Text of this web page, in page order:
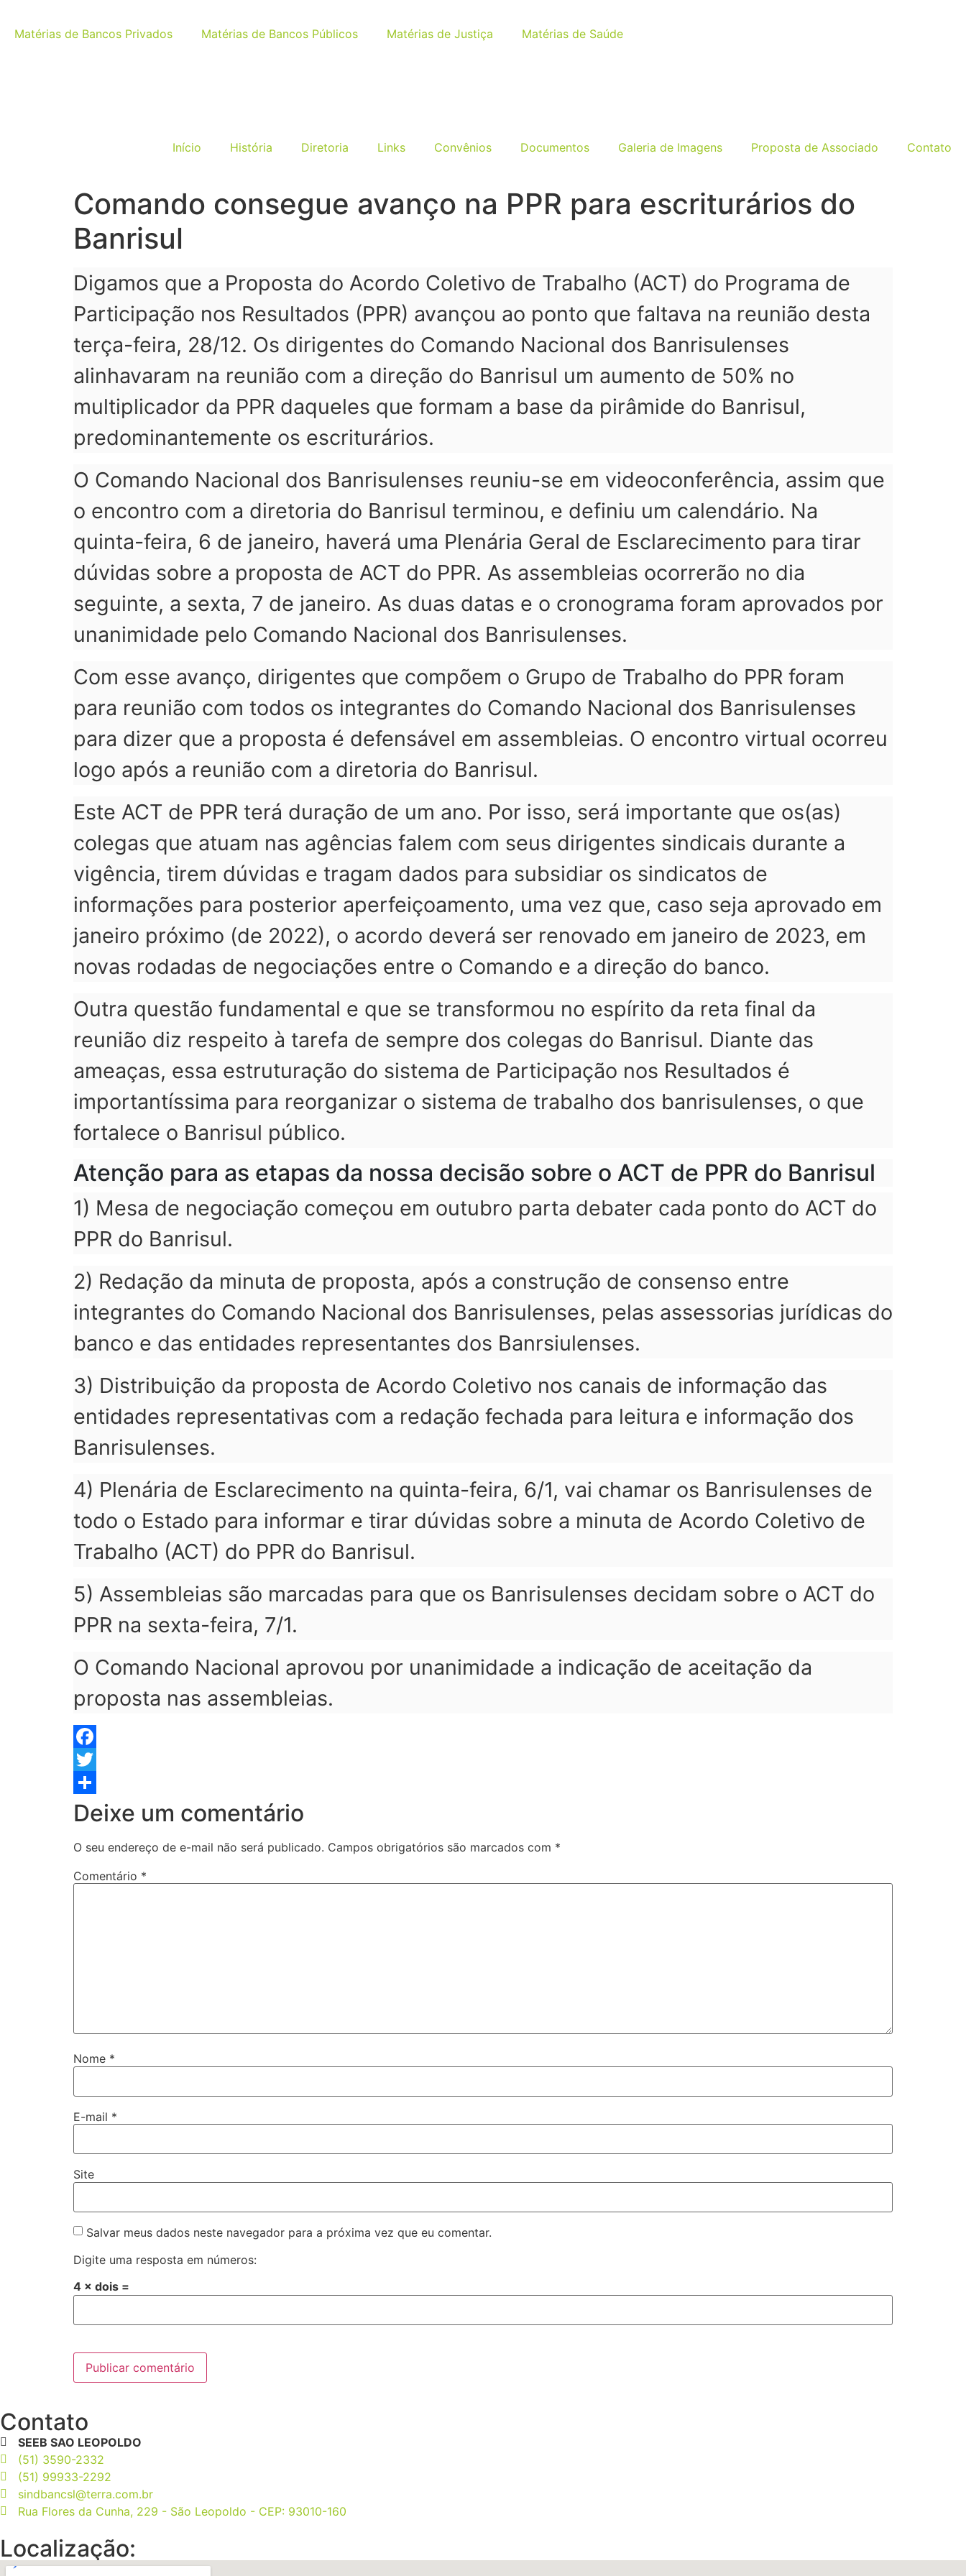
Matérias de Bancos Privados Matérias de Bancos Públicos Matérias de Justiça Matérias de Saúde
Início História Diretoria Links Convênios Documentos Galeria de Imagens Proposta de Associado Contato
Comando consegue avanço na PPR para escriturários do
Banrisul
Digamos que a Proposta do Acordo Coletivo de Trabalho (ACT) do Programa de
Participação nos Resultados (PPR) avançou ao ponto que faltava na reunião desta
terça-feira, 28/12. Os dirigentes do Comando Nacional dos Banrisulenses
alinhavaram na reunião com a direção do Banrisul um aumento de 50% no
multiplicador da PPR daqueles que formam a base da pirâmide do Banrisul,
predominantemente os escriturários.
O Comando Nacional dos Banrisulenses reuniu-se em videoconferência, assim que
o encontro com a diretoria do Banrisul terminou, e definiu um calendário. Na
quinta-feira, 6 de janeiro, haverá uma Plenária Geral de Esclarecimento para tirar
dúvidas sobre a proposta de ACT do PPR. As assembleias ocorrerão no dia
seguinte, a sexta, 7 de janeiro. As duas datas e o cronograma foram aprovados por
unanimidade pelo Comando Nacional dos Banrisulenses.
Com esse avanço, dirigentes que compõem o Grupo de Trabalho do PPR foram
para reunião com todos os integrantes do Comando Nacional dos Banrisulenses
para dizer que a proposta é defensável em assembleias. O encontro virtual ocorreu
logo após a reunião com a diretoria do Banrisul.
Este ACT de PPR terá duração de um ano. Por isso, será importante que os(as)
colegas que atuam nas agências falem com seus dirigentes sindicais durante a
vigência, tirem dúvidas e tragam dados para subsidiar os sindicatos de
informações para posterior aperfeiçoamento, uma vez que, caso seja aprovado em
janeiro próximo (de 2022), o acordo deverá ser renovado em janeiro de 2023, em
novas rodadas de negociações entre o Comando e a direção do banco.
Outra questão fundamental e que se transformou no espírito da reta final da
reunião diz respeito à tarefa de sempre dos colegas do Banrisul. Diante das
ameaças, essa estruturação do sistema de Participação nos Resultados é
importantíssima para reorganizar o sistema de trabalho dos banrisulenses, o que
fortalece o Banrisul público.
Atenção para as etapas da nossa decisão sobre o ACT de PPR do Banrisul
1) Mesa de negociação começou em outubro parta debater cada ponto do ACT do
PPR do Banrisul.
2) Redação da minuta de proposta, após a construção de consenso entre
integrantes do Comando Nacional dos Banrisulenses, pelas assessorias jurídicas do
banco e das entidades representantes dos Banrsiulenses.
3) Distribuição da proposta de Acordo Coletivo nos canais de informação das
entidades representativas com a redação fechada para leitura e informação dos
Banrisulenses.
4) Plenária de Esclarecimento na quinta-feira, 6/1, vai chamar os Banrisulenses de
todo o Estado para informar e tirar dúvidas sobre a minuta de Acordo Coletivo de
Trabalho (ACT) do PPR do Banrisul.
5) Assembleias são marcadas para que os Banrisulenses decidam sobre o ACT do
PPR na sexta-feira, 7/1.
O Comando Nacional aprovou por unanimidade a indicação de aceitação da
proposta nas assembleias.
Facebook
Twitter
Share
Deixe um comentário
O seu endereço de e-mail não será publicado. Campos obrigatórios são marcados com *
Comentário *
Nome *
E-mail *
Site
Salvar meus dados neste navegador para a próxima vez que eu comentar.
Digite uma resposta em números:
4 × dois =
Contato
SEEB SAO LEOPOLDO
(51) 3590-2332
(51) 99933-2292
sindbancsl@terra.com.br
Rua Flores da Cunha, 229 - São Leopoldo - CEP: 93010-160
Localização: